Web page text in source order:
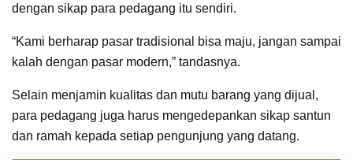
dengan sikap para pedagang itu sendiri.
“Kami berharap pasar tradisional bisa maju, jangan sampai
kalah dengan pasar modern,” tandasnya.
Selain menjamin kualitas dan mutu barang yang dijual,
para pedagang juga harus mengedepankan sikap santun
dan ramah kepada setiap pengunjung yang datang.